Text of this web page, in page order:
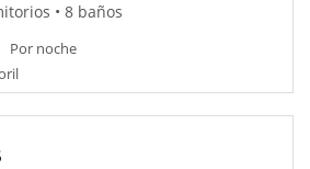
• 8 baños
Por noche